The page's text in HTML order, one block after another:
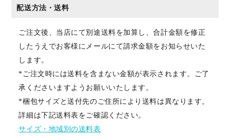
配送方法・送料
ご注文後、当店にて別途送料を加算し、合計金額を修正
したうえでお客様にメールにて請求金額をお知らせいた
します。
*ご注文時には送料を含まない金額が表示されます。ご了
承くださいますようお願いいたします。
*梱包サイズと送付先のご住所により送料は異なります。
詳細は下記送料表をご確認ください。
サイズ・地域別の送料表